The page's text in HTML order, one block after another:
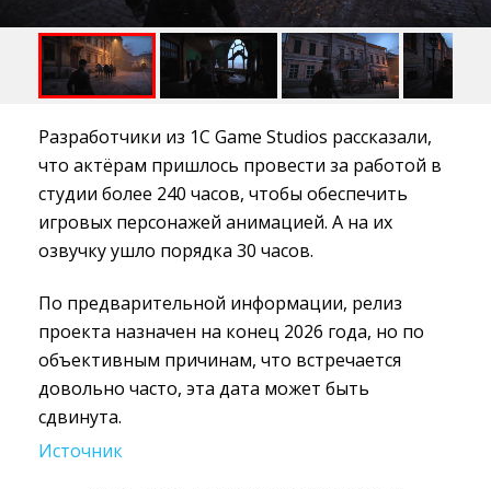
Разработчики из 1C Game Studios рассказали,
что актёрам пришлось провести за работой в
студии более 240 часов, чтобы обеспечить
игровых персонажей анимацией. А на их
озвучку ушло порядка 30 часов.
По предварительной информации, релиз
проекта назначен на конец 2026 года, но по
объективным причинам, что встречается
довольно часто, эта дата может быть
сдвинута.
Источник